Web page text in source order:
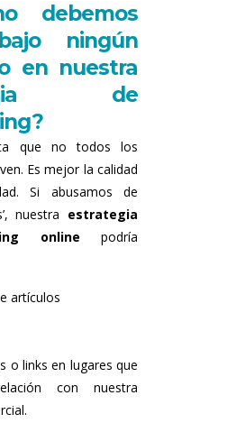
debemos
ningún
en nuestra
de
que no todos los
Es mejor la calidad
Si abusamos de
nuestra estrategia
online podría
artículos
o links en lugares que
con nuestra